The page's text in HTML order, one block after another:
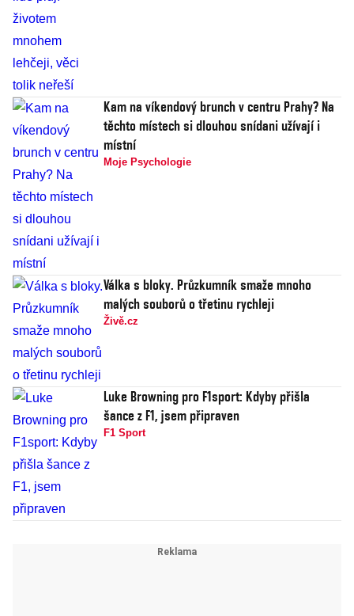
Kam na víkendový brunch v centru Prahy? Na
těchto místech si dlouhou snídani užívají i
místní
Moje Psychologie
Válka s bloky. Průzkumník smaže mnoho
malých souborů o třetinu rychleji
Živě.cz
Luke Browning pro F1sport: Kdyby přišla
šance z F1, jsem připraven
F1 Sport